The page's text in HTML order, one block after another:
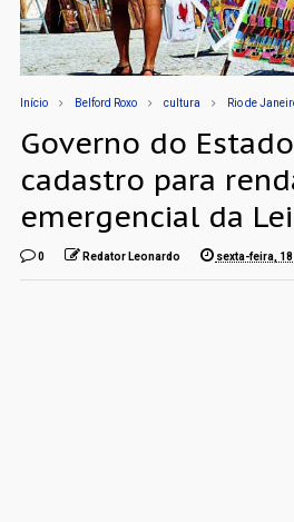
Início Belford Roxo cultura Rio de
Governo do
cadastro para
emergencial da
0 Redator Leonardo sexta-feira,